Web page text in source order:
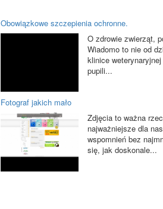
Obowiązkowe szczepienia ochronne.
O zdrowie zwierząt,
Wiadomo to nie od
klinice
pupili...
Fotograf jakich mało
Zdjęcia to ważna
najważniejsze dla
wspomnień bez
się, jak doskonale...